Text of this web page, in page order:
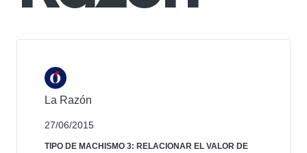
La Razón
27/06/2015
TIPO DE MACHISMO 3: RELACIONAR EL VALOR DE